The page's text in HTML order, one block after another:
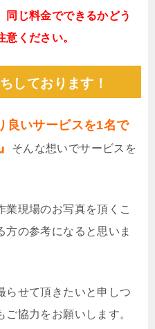
同じ料金でできるかどう
ください。
しております！
良いサービスを1名で
そんな想いでサービスを
業現場のお写真を頂くこ
方の参考になると思いま
らせて頂きたいと申しつ
協力をお願いします。